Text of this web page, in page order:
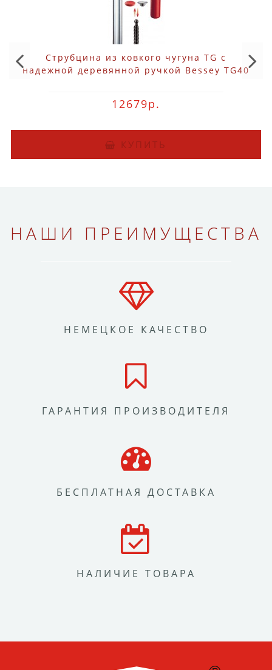
Струбцина из ковкого чугуна TG с
надежной деревянной ручкой Bessey TG40
12679р.
КУПИТЬ
НАШИ ПРЕИМУЩЕСТВА
НЕМЕЦКОЕ КАЧЕСТВО
ГАРАНТИЯ ПРОИЗВОДИТЕЛЯ
БЕСПЛАТНАЯ ДОСТАВКА
НАЛИЧИЕ ТОВАРА